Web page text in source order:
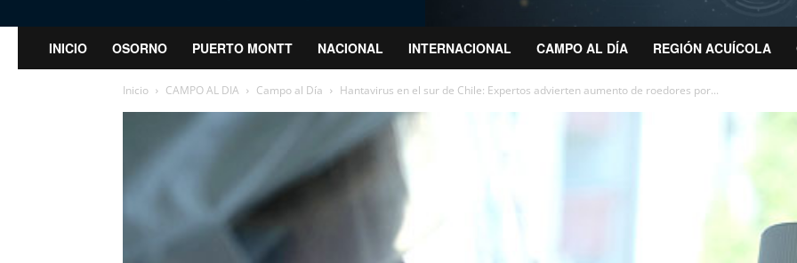
INICIO OSORNO PUERTO MONTT NACIONAL INTERNACIONAL CAMPO AL DÍA REGIÓN ACUÍCOLA
Inicio CAMPO AL DIA Campo al Día Hantavirus en el sur de Chile: Expertos advierten aumento de roedores por...